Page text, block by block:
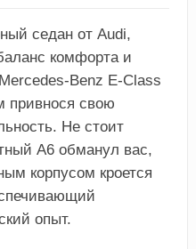
седан от Audi,
комфорта и
Benz E-Class
привнося свою
Не стоит
A6 обманул вас,
корпусом кроется
опыт.